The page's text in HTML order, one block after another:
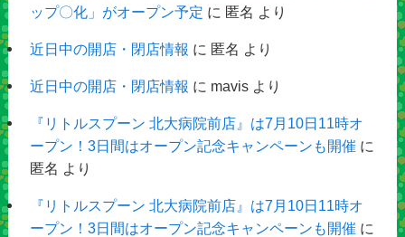
ップ〇化」がオープン予定 に 匿名 より
近日中の開店・閉店情報 に 匿名 より
近日中の開店・閉店情報 に mavisより
『リトルスプーン 北大病院前店』は7月10日11時オ
ープン！3日間はオープン記念キャンペーンも開催 に
匿名 より
『リトルスプーン 北大病院前店』は7月10日11時オ
ープン！3日間はオープン記念キャンペーンも開催 に